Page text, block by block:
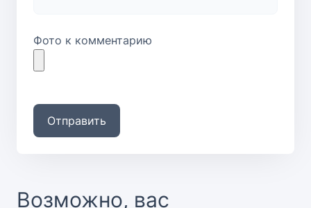
Фото к комментарию
Отправить
Возможно, вас